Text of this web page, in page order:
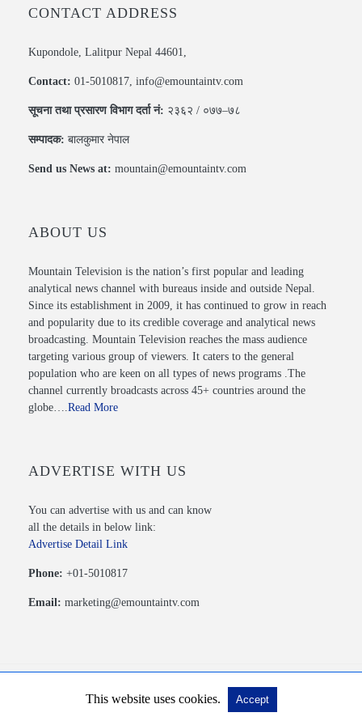
CONTACT ADDRESS
Kupondole, Lalitpur Nepal 44601,
Contact: 01-5010817, info@emountaintv.com
सूचना तथा प्रसारण विभाग दर्ता नं: २३६२ / ०७७–७८
सम्पादक: बालकुमार नेपाल
Send us News at: mountain@emountaintv.com
ABOUT US
Mountain Television is the nation’s first popular and leading
analytical news channel with bureaus inside and outside Nepal.
Since its establishment in 2009, it has continued to grow in reach
and popularity due to its credible coverage and analytical news
broadcasting. Mountain Television reaches the mass audience
targeting various group of viewers. It caters to the general
population who are keen on all types of news programs .The
channel currently broadcasts across 45+ countries around the
globe….Read More
ADVERTISE WITH US
You can advertise with us and can know
all the details in below link:
Advertise Detail Link
Phone: +01-5010817
Email: marketing@emountaintv.com
© 2020 Mountain TV PVT. LTD. All Rights Reserved. View Non-AMP Version
This website uses cookies. Accept